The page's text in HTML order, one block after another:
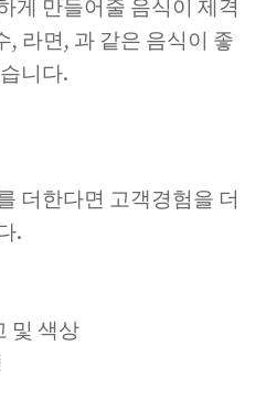
게 만들어줄 음식이 제격
, 라면, 과 같은 음식이 좋
니다.
더한다면 고객경험을 더
.
및 색상